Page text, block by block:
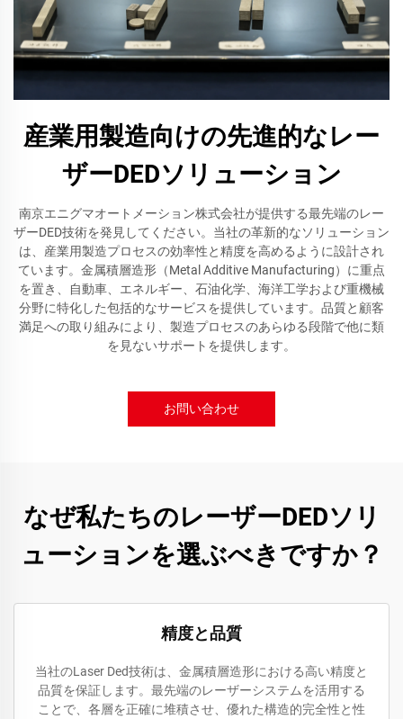
産業用製造向けの先進的なレー
ザーDEDソリューション
南京エニグマオートメーション株式会社が提供する最先端のレー
ザーDED技術を発見してください。当社の革新的なソリューション
は、産業用製造プロセスの効率性と精度を高めるように設計され
ています。金属積層造形（Metal Additive Manufacturing）に重点
を置き、自動車、エネルギー、石油化学、海洋工学および重機械
分野に特化した包括的なサービスを提供しています。品質と顧客
満足への取り組みにより、製造プロセスのあらゆる段階で他に類
を見ないサポートを提供します。
お問い合わせ
なぜ私たちのレーザーDEDソリ
ューションを選ぶべきですか？
精度と品質
当社のLaser Ded技術は、金属積層造形における高い精度と
品質を保証します。最先端のレーザーシステムを活用する
ことで、各層を正確に堆積させ、優れた構造的完全性と性